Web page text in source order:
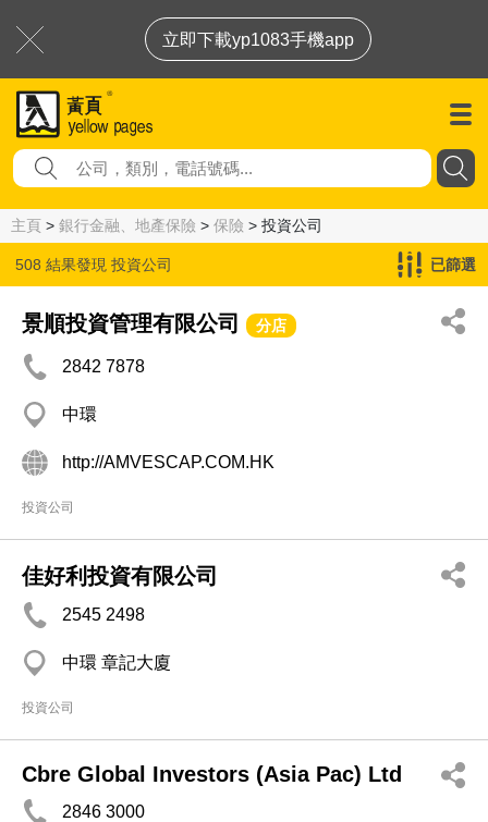
立即下載yp1083手機app
主頁 > 銀行金融、地產保險 > 保險 > 投資公司
508 結果發現 投資公司 已篩選
景順投資管理有限公司 分店
2842 7878
中環
http://AMVESCAP.COM.HK
投資公司
佳好利投資有限公司
2545 2498
中環 章記大廈
投資公司
Cbre Global Investors (Asia Pac) Ltd
2846 3000